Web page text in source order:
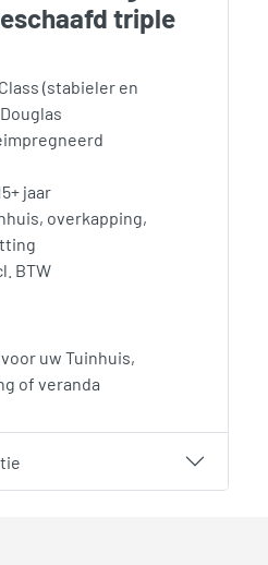
triple
(stabieler en
jaar
overkapping,
BTW
uw Tuinhuis,
of veranda